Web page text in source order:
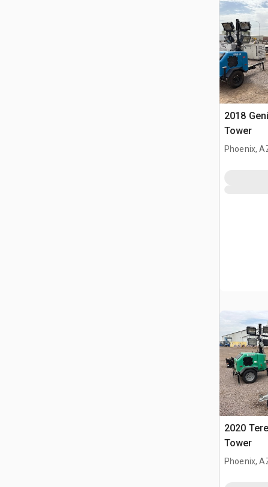
2018
Tower
Phoenix,
2020
Tower
Phoenix,